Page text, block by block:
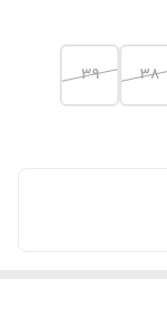
38
39